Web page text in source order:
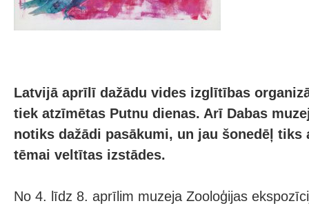
Latvijā aprīlī dažādu vides izglītības
tiek atzīmētas Putnu dienas. Arī Dabas
notiks dažādi pasākumi, un jau šonedēļ tiks
tēmai veltītas izstādes.
No 4. līdz 8. aprīlim muzeja Zooloģijas